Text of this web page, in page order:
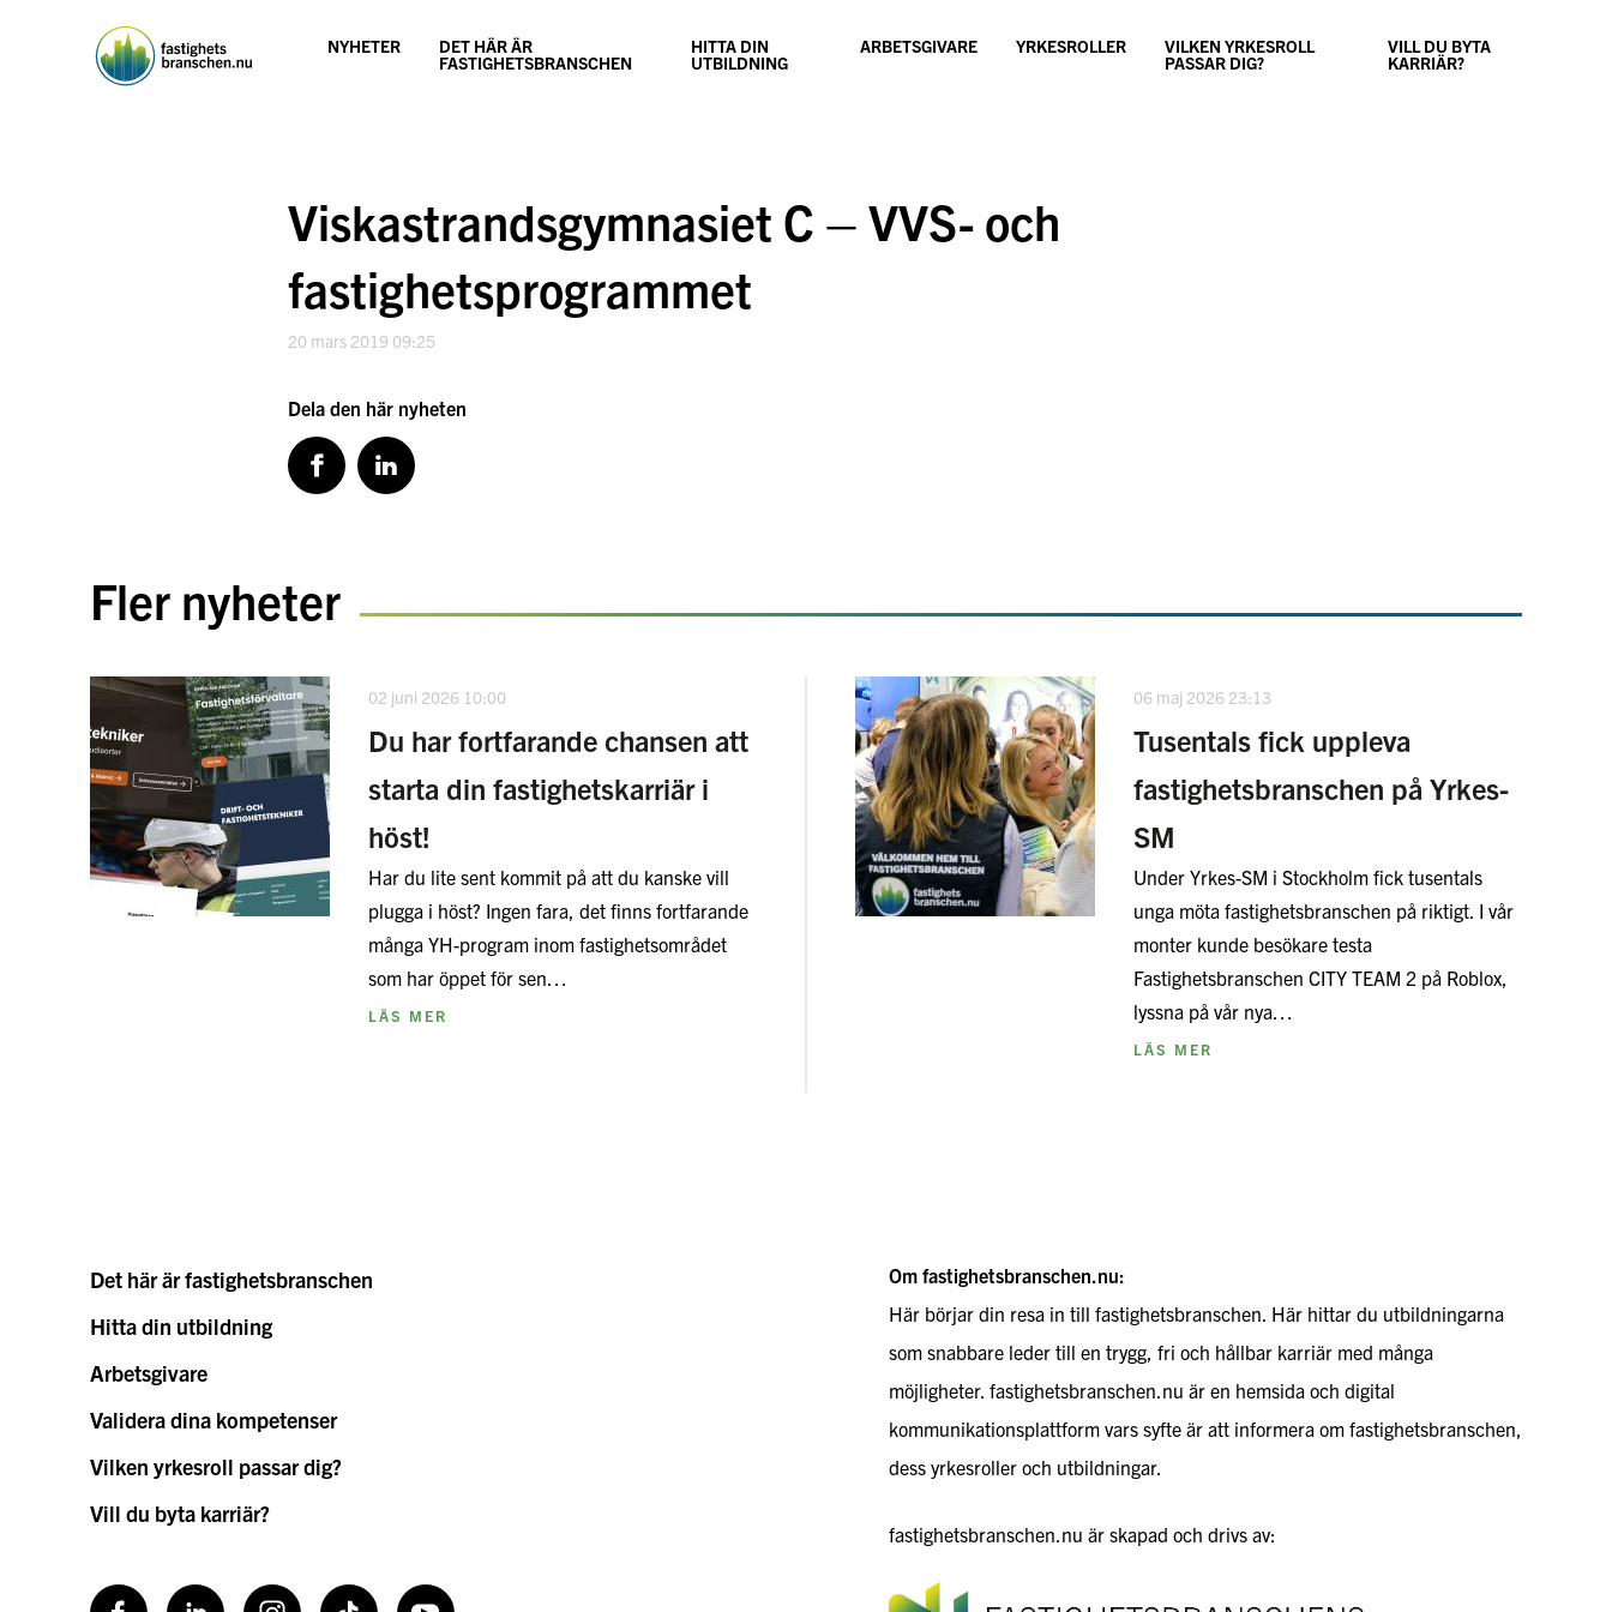
NYHETER DET HÄR ÄR
FASTIGHETSBRANSCHEN
HITTA DIN
UTBILDNING
ARBETSGIVARE YRKESROLLER VILKEN YRKESROLL
PASSAR DIG?
VILL DU BYTA
KARRIÄR?
Viskastrandsgymnasiet C – VVS- och
fastighetsprogrammet
20 mars 2019 09:25
Dela den här nyheten
Fler nyheter
02 juni 2026 10:00
Du har fortfarande chansen att
starta din fastighetskarriär i
höst!
Har du lite sent kommit på att du kanske vill
plugga i höst? Ingen fara, det finns fortfarande
många YH-program inom fastighetsområdet
som har öppet för sen…
LÄS MER
06 maj 2026 23:13
Tusentals fick uppleva
fastighetsbranschen på Yrkes-
SM
Under Yrkes-SM i Stockholm fick tusentals
unga möta fastighetsbranschen på riktigt. I vår
monter kunde besökare testa
Fastighetsbranschen CITY TEAM 2 på Roblox,
lyssna på vår nya…
LÄS MER
Det här är fastighetsbranschen
Hitta din utbildning
Arbetsgivare
Validera dina kompetenser
Vilken yrkesroll passar dig?
Vill du byta karriär?
Om fastighetsbranschen.nu:
Här börjar din resa in till fastighetsbranschen. Här hittar du utbildningarna
som snabbare leder till en trygg, fri och hållbar karriär med många
möjligheter. fastighetsbranschen.nu är en hemsida och digital
kommunikationsplattform vars syfte är att informera om fastighetsbranschen,
dess yrkesroller och utbildningar.
fastighetsbranschen.nu är skapad och drivs av: